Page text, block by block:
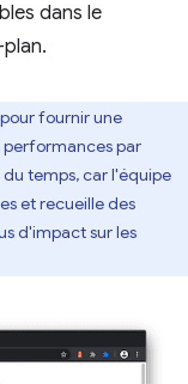
dans le
fournir une
par
temps, car l'équipe
et recueille des
d'impact sur les